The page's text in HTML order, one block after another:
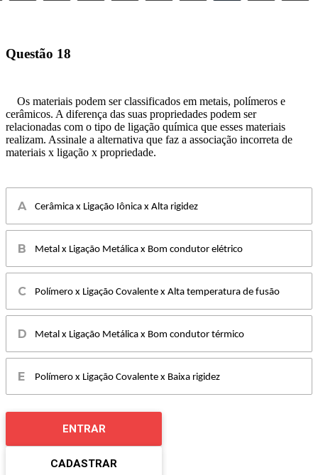
Questão 18
Os materiais podem ser classificados em metais, polímeros e
cerâmicos. A diferença das suas propriedades podem ser
relacionadas com o tipo de ligação química que esses materiais
realizam. Assinale a alternativa que faz a associação incorreta de
materiais x ligação x propriedade.
Cerâmica x Ligação Iônica x Alta rigidez
Metal x Ligação Metálica x Bom condutor elétrico
Polímero x Ligação Covalente x Alta temperatura de fusão
Metal x Ligação Metálica x Bom condutor térmico
Polímero x Ligação Covalente x Baixa rigidez
ENTRAR
CADASTRAR